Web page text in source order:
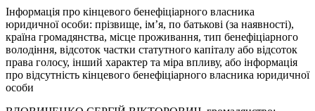
Інформація про кінцевого бенефіціарного власника
юридичної особи: прізвище, ім’я, по батькові (за наявності),
країна громадянства, місце проживання, тип бенефіціарного
володіння, відсоток частки статутного капіталу або відсоток
права голосу, інший характер та міра впливу, або інформація
про відсутність кінцевого бенефіціарного власника юридичної
особи